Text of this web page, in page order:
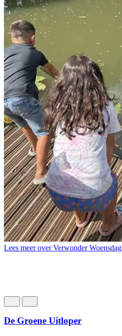
Lees meer over Verwonder Woensdag
De Groene Uitloper